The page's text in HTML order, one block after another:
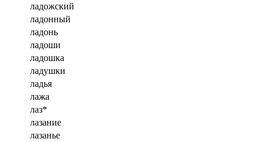
ладожский
ладонный
ладонь
ладоши
ладошка
ладушки
ладья
лажа
лаз*
лазание
лазанье